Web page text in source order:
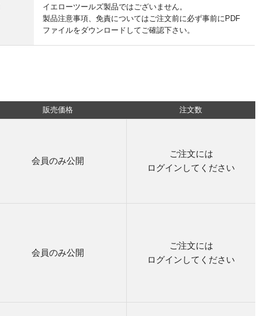
イエローツールズ製品ではございません。
製品注意事項、免責についてはご注文前に必ず事前にPDF
ファイルをダウンロードしてご確認下さい。
販売価格 注文数
会員のみ公開
ご注文には
ログイン してください
会員のみ公開
ご注文には
ログイン してください